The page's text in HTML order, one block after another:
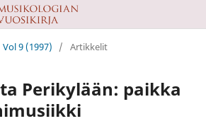
Vol 9 (1997) / Artikkelit
Perikylään: paikka